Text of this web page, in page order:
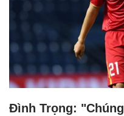
Đình Trọng: